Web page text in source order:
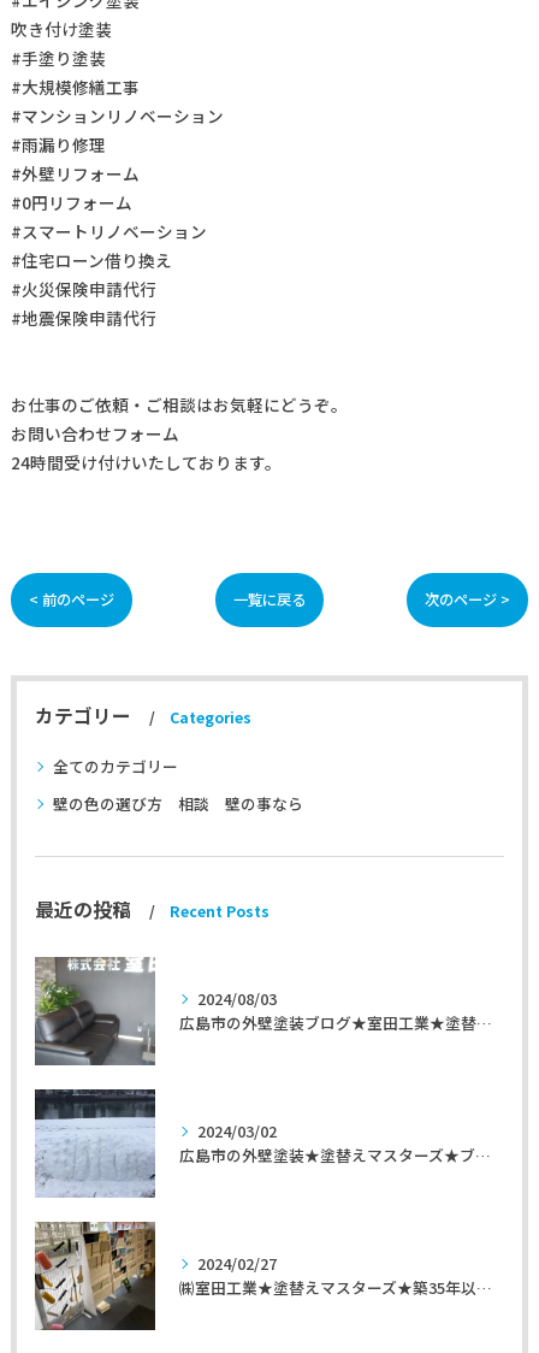
吹き付け塗装
#手塗り塗装
#大規模修繕工事
#マンションリノベーション
#雨漏り修理
#外壁リフォーム
#0円リフォーム
#スマートリノベーション
#住宅ローン借り換え
#火災保険申請代行
#地震保険申請代行
お仕事のご依頼・ご相談はお気軽にどうぞ。
お問い合わせフォーム
24時間受け付けいたしております。
< 前のページ 一覧に戻る 次のページ >
カテゴリー Categories
全てのカテゴリー
壁の色の選び方 相談 壁の事なら
最近の投稿 Recent Posts
2024/08/03
広島市の外壁塗装ブログ★室田工業★塗替えマスターズ★外壁リフォーム
2024/03/02
広島市の外壁塗装★塗替えマスターズ★ブログ「初めて家を手入れするのに」
2024/02/27
㈱室田工業★塗替えマスターズ★築35年以上のお宅の施工事例